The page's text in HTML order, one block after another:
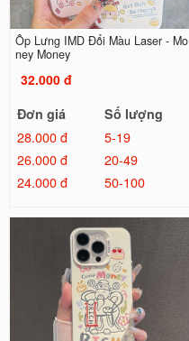
Ốp Lưng IMD Đổi Màu Laser - Mo
ney Money
32.000 đ
Đơn giá
Số lượng
28.000 đ
5-19
26.000 đ
20-49
24.000 đ
50-100